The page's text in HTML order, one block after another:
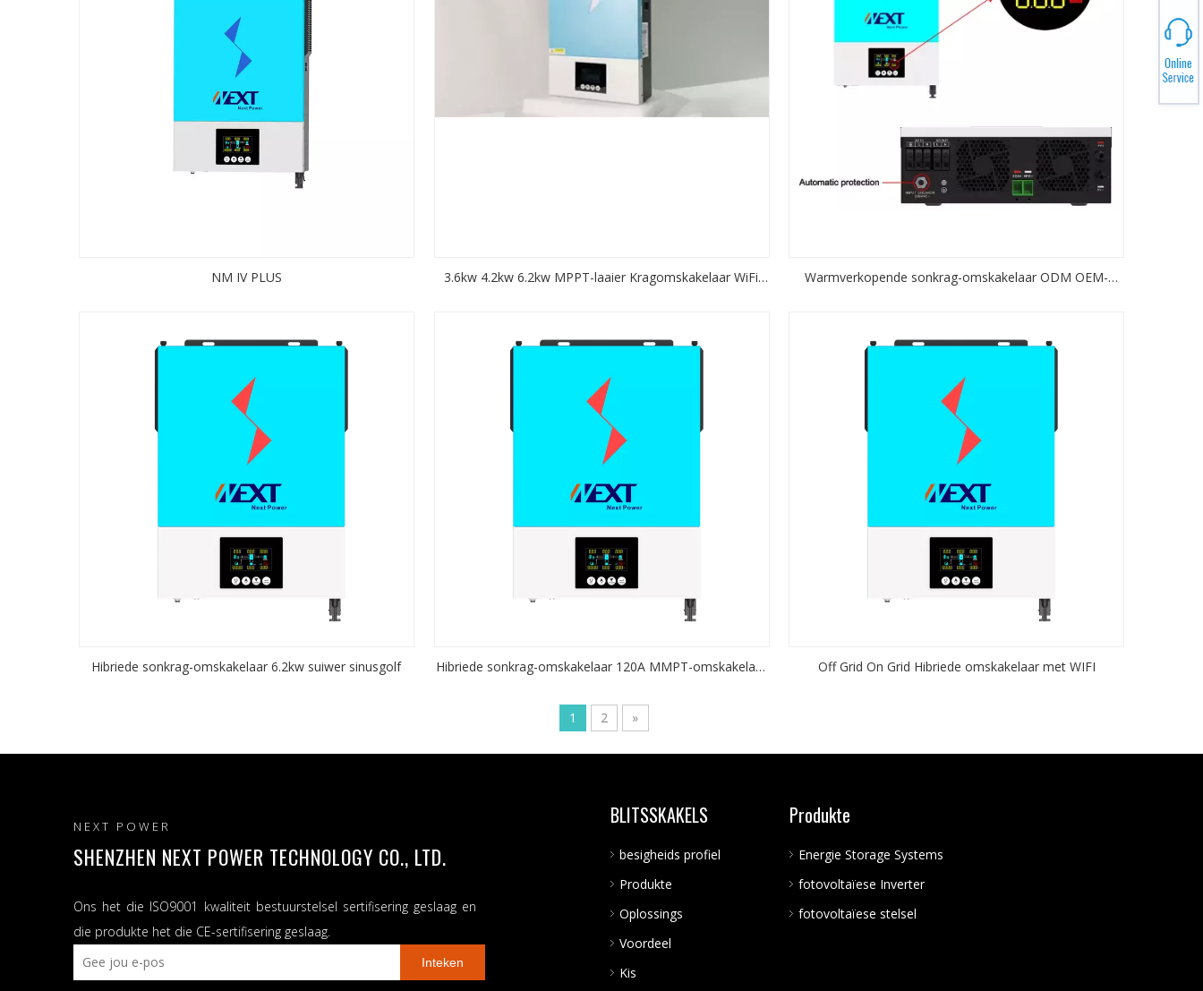
NM IV PLUS
3.6kw 4.2kw 6.2kw MPPT-laaier Kragomskakelaar WiFi
Warmverkopende sonkrag-omskakelaar ODM OEM-
Hibriede sonkrag-omskakelaar 6.2kw suiwer sinusgolf
Hibriede sonkrag-omskakelaar 120A MMPT-omskakelaar
Off Grid On Grid Hibriede omskakelaar met WIFI
1 2 »
NEXT POWER
SHENZHEN NEXT POWER TECHNOLOGY CO., LTD.
Ons het die ISO9001 kwaliteit bestuurstelsel sertifisering geslaag en
die produkte het die CE-sertifisering geslaag.
Inteken
BLITSSKAKELS
besigheids profiel
Produkte
Oplossings
Voordeel
Kis
Produkte
Energie Storage Systems
fotovoltaïese Inverter
fotovoltaïese stelsel